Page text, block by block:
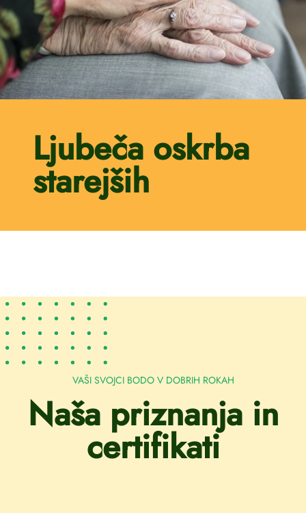
Ljubeča oskrba
starejših
VAŠI SVOJCI BODO V DOBRIH ROKAH
Naša priznanja in
certifikati